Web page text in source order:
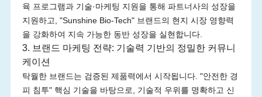
육 프로그램과 기술·마케팅 지원을 통해 파트너사의 성장을
지원하고, "Sunshine Bio-Tech" 브랜드의 현지 시장 영향력
을 강화하여 지속 가능한 동반 성장을 실현합니다.
3. 브랜드 마케팅 전략: 기술력 기반의 정밀한 커뮤니
케이션
탁월한 브랜드는 검증된 제품력에서 시작됩니다. "안전한 경
피 침투" 핵심 기술을 바탕으로, 기술적 우위를 명확하고 신